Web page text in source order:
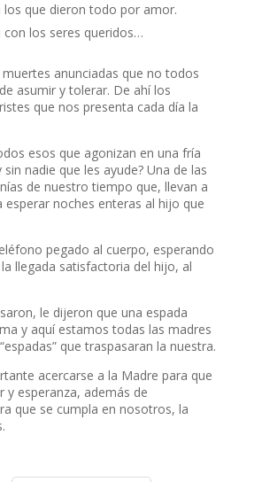
los que dieron todo por amor.
con los seres queridos…
anunciadas que no todos
asumir y tolerar. De ahí los
que nos presenta cada día la
esos que agonizan en una fría
nadie que les ayude? Una de las
de nuestro tiempo que, llevan a
esperar noches enteras al hijo que
pegado al cuerpo, esperando
llegada satisfactoria del hijo, al
le dijeron que una espada
y aquí estamos todas las madres
que traspasaran la nuestra.
acercarse a la Madre para que
y esperanza, además de
que se cumpla en nosotros, la